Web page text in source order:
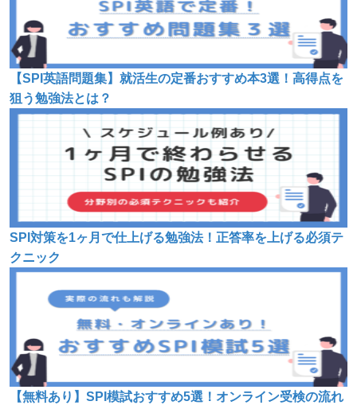
【SPI英語問題集】就活生の定番おすすめ本3選！高得点を
狙う勉強法とは？
SPI対策を1ヶ月で仕上げる勉強法！正答率を上げる必須テ
クニック
【無料あり】SPI模試おすすめ5選！オンライン受検の流れ